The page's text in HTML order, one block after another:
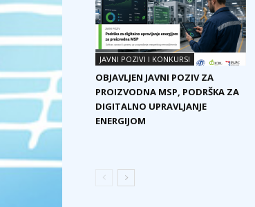
JAVNI POZIVI I KONKURSI
OBJAVLJEN JAVNI POZIV ZA
PROIZVODNA MSP, PODRŠKA ZA
DIGITALNO UPRAVLJANJE
ENERGIJOM